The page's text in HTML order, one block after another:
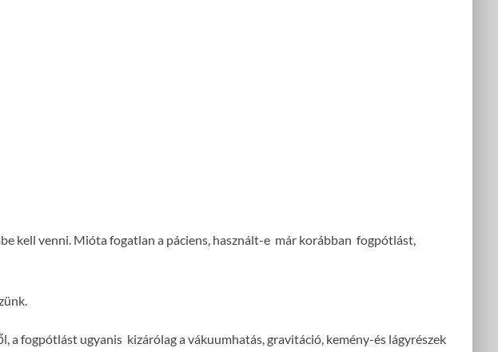
kell venni. Mióta fogatlan a páciens, használt-e már korábban fogpótlást,
fogpótlást ugyanis kizárólag a vákuumhatás, gravitáció, kemény-és lágyrészek